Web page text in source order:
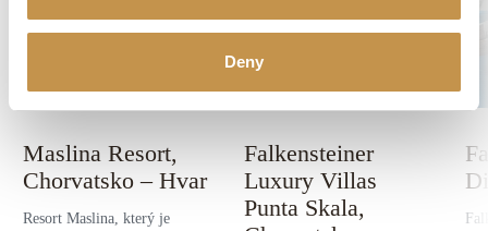
Deny
Maslina Resort,
Chorvatsko – Hvar
Resort Maslina, který je
Falkensteiner
Luxury Villas
Punta Skala,